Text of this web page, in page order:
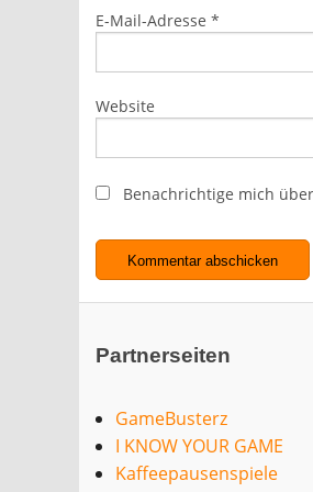
E-Mail-Adresse *
Website
Benachrichtige mich
Partnerseiten
GameBusterz
I KNOW YOUR GAME
Kaffeepausenspiele